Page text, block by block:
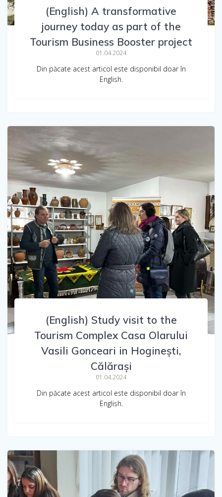
(English) A transformative
journey today as part of the
Tourism Business Booster project
01.04.2024
Din păcate acest articol este disponibil doar în
English.
(English) Study visit to the
Tourism Complex Casa Olarului
Vasili Gonceari in Hoginești,
Călărași
01.04.2024
Din păcate acest articol este disponibil doar în
English.